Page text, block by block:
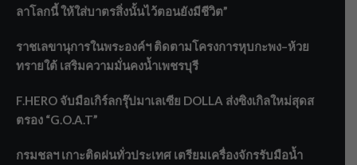
ลาโลกนี้ ให้ใส่บาตรสิ่งนั้นไว้ตอนยังมีชีวิต”
ราชเลขานุการในพระองค์ฯ ติดตามโครงการหุบกะพง–ห้วย
ทรายใต้ เสริมความมั่นคงน้ำเพชรบุรี
F.HERO จับมือเกิร์ลกรุ๊ปมาเลเซีย DOLLA ส่งซิงเกิลใหม่สุดส
ตรอง “G.O.A.T”
กรมชลฯ เกาะติดฝนทั่วประเทศ เตรียมเครื่องจักรรับมือน้ำ